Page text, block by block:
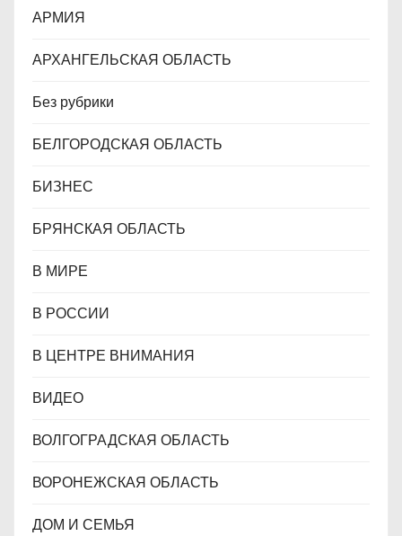
АРМИЯ
АРХАНГЕЛЬСКАЯ ОБЛАСТЬ
Без рубрики
БЕЛГОРОДСКАЯ ОБЛАСТЬ
БИЗНЕС
БРЯНСКАЯ ОБЛАСТЬ
В МИРЕ
В РОССИИ
В ЦЕНТРЕ ВНИМАНИЯ
ВИДЕО
ВОЛГОГРАДСКАЯ ОБЛАСТЬ
ВОРОНЕЖСКАЯ ОБЛАСТЬ
ДОМ И СЕМЬЯ